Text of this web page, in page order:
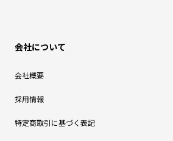
会社について
会社概要
採用情報
特定商取引に基づく表記